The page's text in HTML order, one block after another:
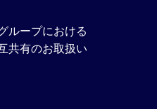
ループにおける
共有のお取扱い